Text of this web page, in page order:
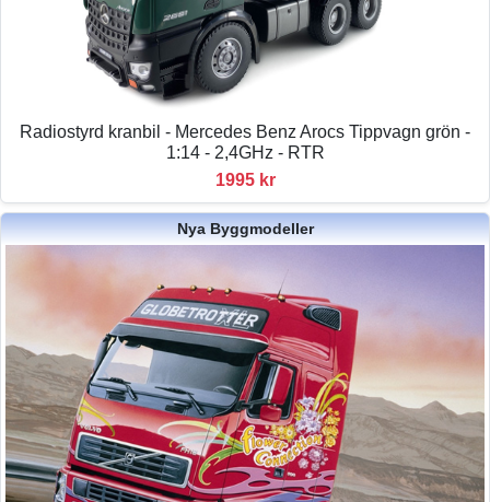
Radiostyrd kranbil - Mercedes Benz Arocs Tippvagn grön -
1:14 - 2,4GHz - RTR
1995 kr
Nya Byggmodeller